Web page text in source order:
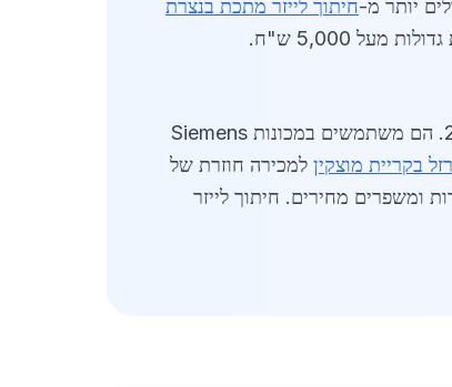
חיתוך לייזר מתכת בנצרת
ספקים מרכזיים כוללים את פלדה צפון לייזר וברזל פרויקטס, המציעים שירותי חיתוך לייזר מתכת בקריית מוצקין 24/7. הם משתמשים במכונות Siemens
בקריית מוצקין למכירה חוזרת של
מגבירים את התחרות ומשפרים מחירים. חיתוך לייזר